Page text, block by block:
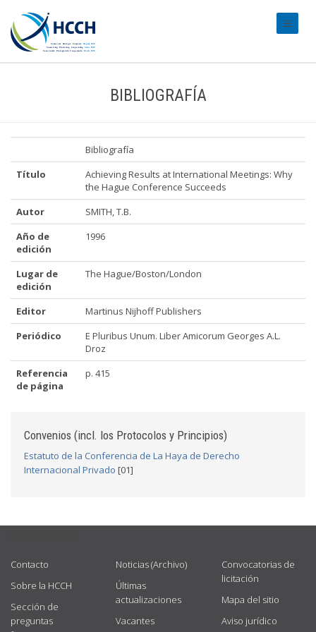
BIBLIOGRAFÍA
Bibliografía
Título
Achieving Results at International Meetings: Why
the Hague Conference Succeeds
Autor
SMITH, T.B.
Año de
edición
1996
Lugar de
edición
The Hague/Boston/London
Editor
Martinus Nijhoff Publishers
Periódico
E Pluribus Unum. Liber Amicorum Georges A.L.
Droz
Referencia
de página
p. 415
Convenios (incl. los Protocolos y Principios)
Estatuto de la Conferencia de La Haya de Derecho
Internacional Privado [01]
Contacto
Sobre la HCCH
Sección de
preguntas
Noticias (Archivo)
Últimas
actualizaciones
Vacantes
Convocatorias de
licitación
Mapa del sitio
Aviso jurídico